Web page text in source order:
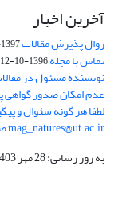
آخرین اخبار
روال پذیرش مقالات1397-12-11
تماس با مجله1396-10-12
نویسنده مسئول در
عدم امکان صدور
لطفا هر گونه سئوال و
mag_natures@ut.ac.ir صورت پذیرد.
به روز رسانی: 28 مهر 1403